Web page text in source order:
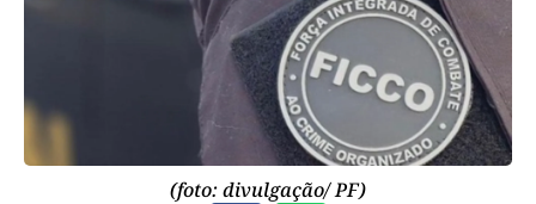
(foto: divulgação/ PF)